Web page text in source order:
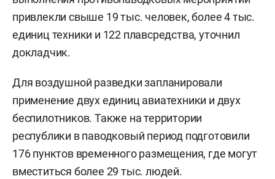
привлекли свыше 19 тыс. человек, более 4 тыс.
единиц техники и 122 плавсредства, уточнил
докладчик.
Для воздушной разведки запланировали
применение двух единиц авиатехники и двух
беспилотников. Также на территории
республики в паводковый период подготовили
176 пунктов временного размещения, где могут
вместиться более 29 тыс. людей.